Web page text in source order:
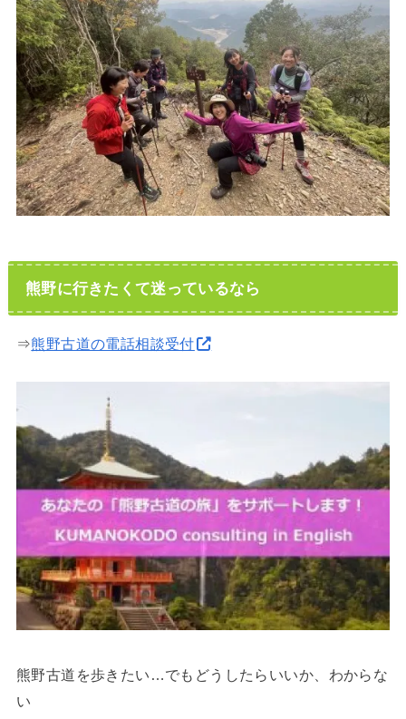
熊野に行きたくて迷っているなら
⇒熊野古道の電話相談受付
熊野古道を歩きたい…でもどうしたらいいか、わからな
い